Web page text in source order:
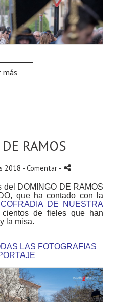
más
RAMOS
2018 - Comentar -
DOMINGO DE RAMOS
que ha contado con la
DE NUESTRA
de fieles que han
la misa.
LAS FOTOGRAFIAS